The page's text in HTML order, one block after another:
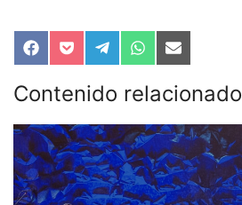
Compartir
en
Facebook
Compartir
en
Pocket
Compartir
en
Telegram
Compartir
en
WhatsApp
Compartir
en
Email
Contenido relacionado